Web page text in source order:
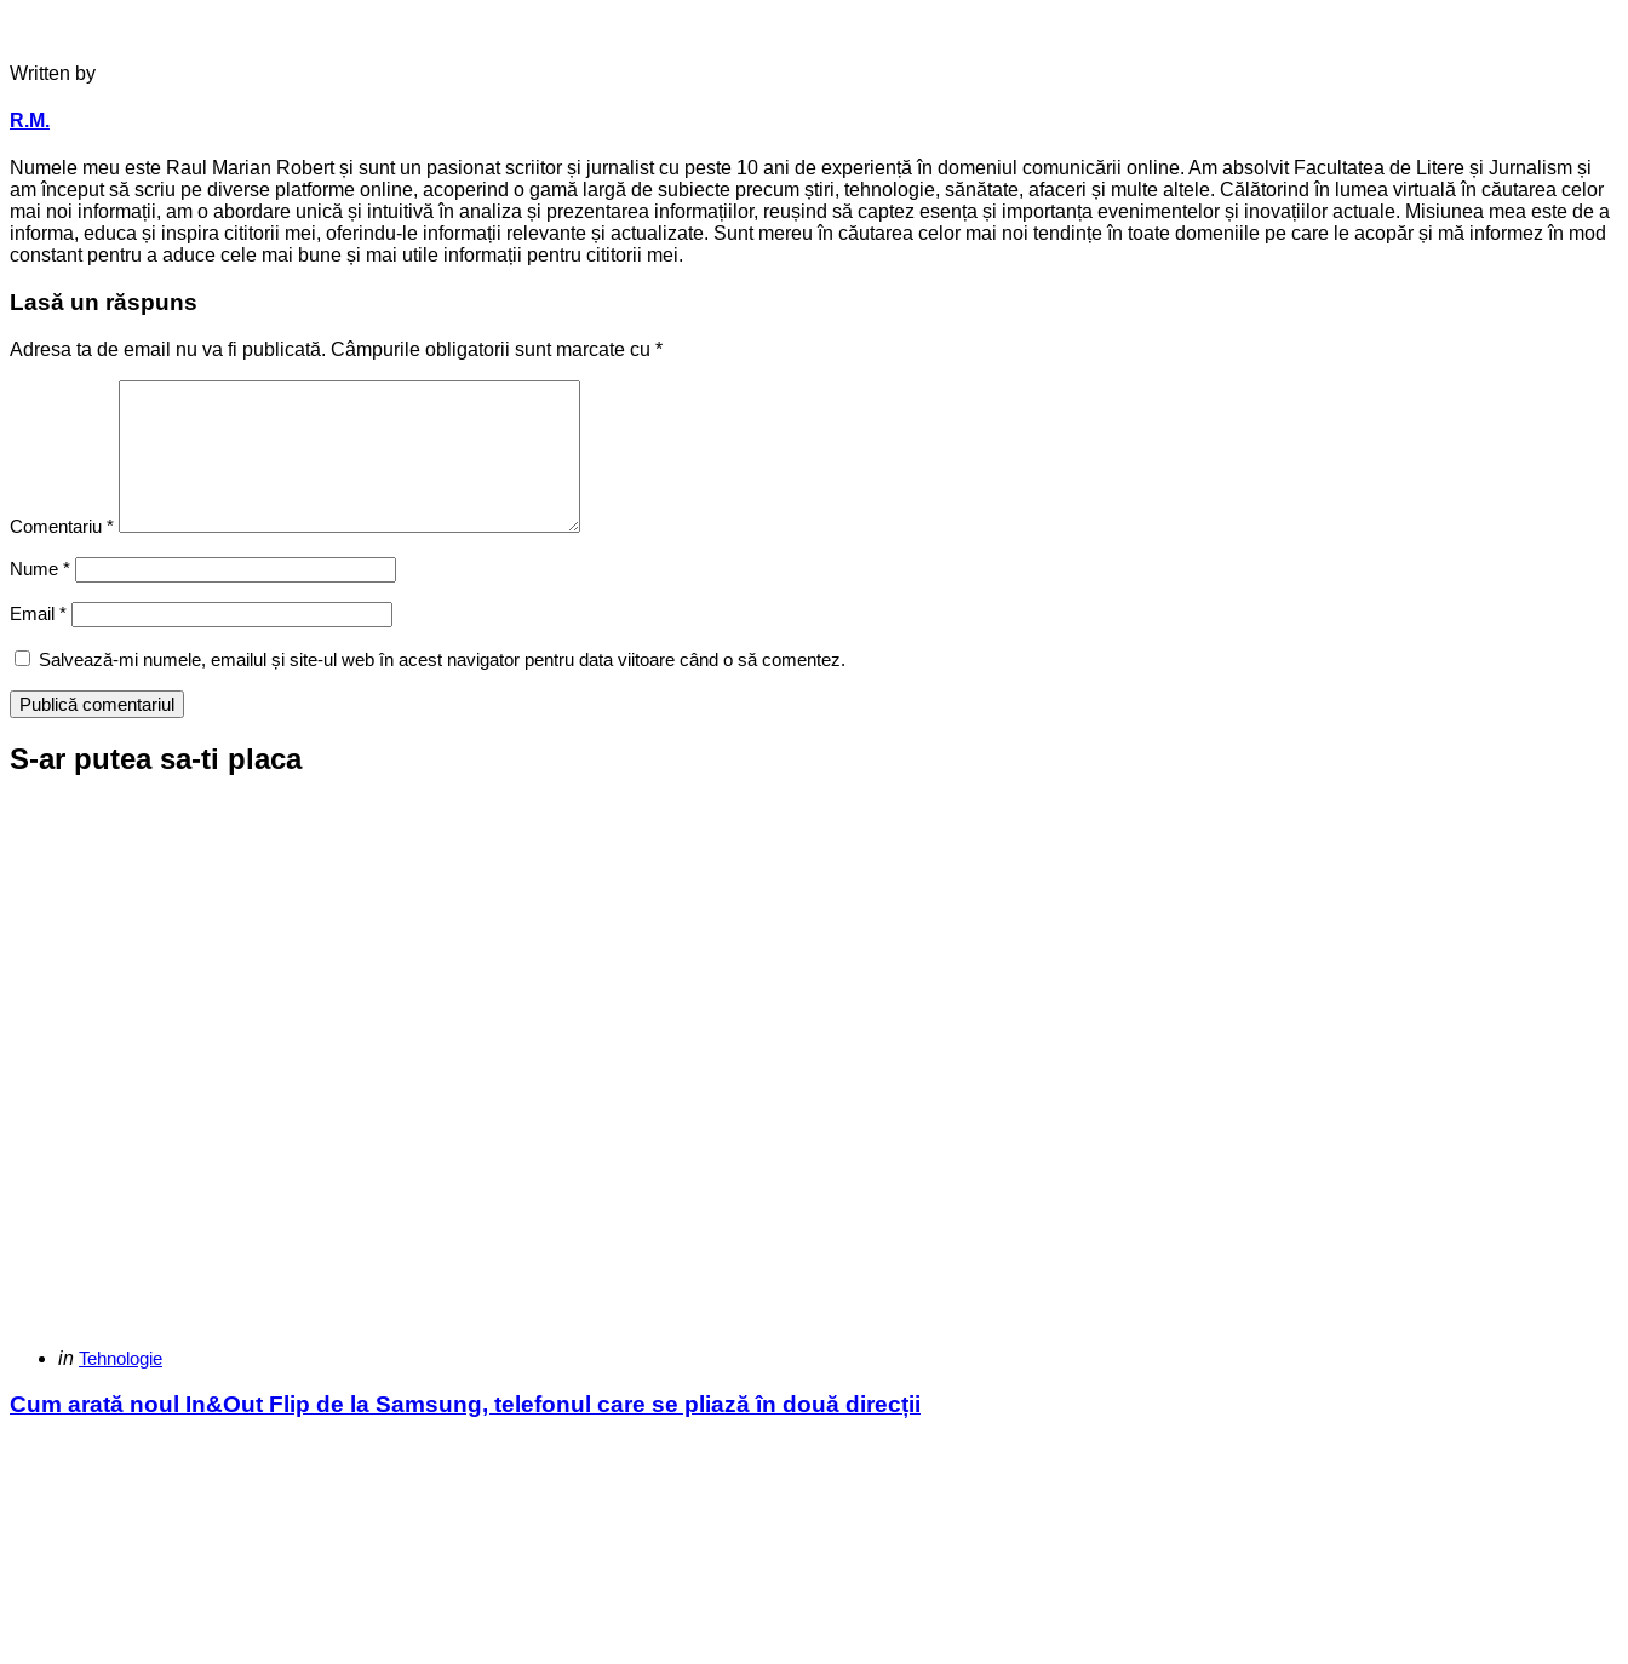
Written by
R.M.
Numele meu este Raul Marian Robert și sunt un pasionat scriitor și jurnalist cu peste 10 ani de experiență în domeniul comunicării online. Am absolvit Facultatea de Litere și Jurnalism și
am început să scriu pe diverse platforme online, acoperind o gamă largă de subiecte precum știri, tehnologie, sănătate, afaceri și multe altele. Călătorind în lumea virtuală în căutarea celor
mai noi informații, am o abordare unică și intuitivă în analiza și prezentarea informațiilor, reușind să captez esența și importanța evenimentelor și inovațiilor actuale. Misiunea mea este de a
informa, educa și inspira cititorii mei, oferindu-le informații relevante și actualizate. Sunt mereu în căutarea celor mai noi tendințe în toate domeniile pe care le acopăr și mă informez în mod
constant pentru a aduce cele mai bune și mai utile informații pentru cititorii mei.
Lasă un răspuns
Adresa ta de email nu va fi publicată. Câmpurile obligatorii sunt marcate cu *
Comentariu *
Nume *
Email *
Salvează-mi numele, emailul și site-ul web în acest navigator pentru data viitoare când o să comentez.
S-ar putea sa-ti placa
Categories
Posted
in Tehnologie
Cum arată noul In&Out Flip de la Samsung, telefonul care se pliază în două direcții